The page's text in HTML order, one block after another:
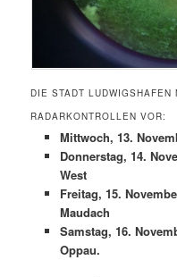
DIE STADT
RADARKONTROLLEN VOR:
Mittwoch, 13.
Donnerstag, 14.
West
Freitag, 15.
Maudach
Samstag, 16.
Oppau.